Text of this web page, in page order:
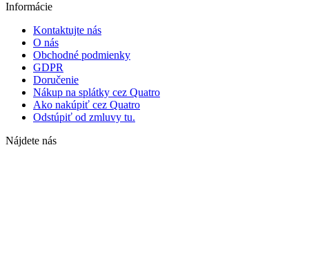
Informácie
Kontaktujte nás
O nás
Obchodné podmienky
GDPR
Doručenie
Nákup na splátky cez Quatro
Ako nakúpiť cez Quatro
Odstúpiť od zmluvy tu.
Nájdete nás